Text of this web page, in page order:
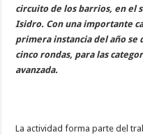
circuito de los barrios, en el
Isidro. Con una importante
primera instancia del año se
cinco rondas, para las
avanzada.
La actividad forma parte del